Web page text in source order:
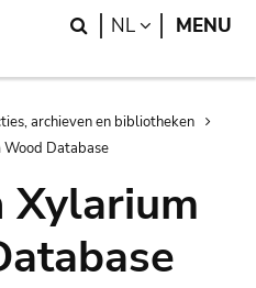
Search
NL LANGUAGE
MENU
archieven en bibliotheken
Wood Database
Xylarium